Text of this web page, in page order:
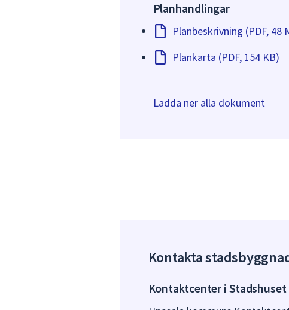
Planhandlingar
Planbeskrivning (PDF, 48
Plankarta (PDF, 154 KB)
Ladda ner alla dokument
Kontakta
Kontaktcenter i Stadshuset